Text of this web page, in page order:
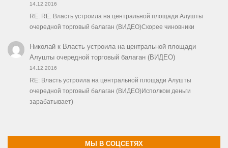
14.12.2016
RE: RE: Власть устроила на центральной площади Алушты
очередной торговый балаган (ВИДЕО)Скорее чиновники
Николайк Власть устроила на центральной площади
Алушты очередной торговый балаган (ВИДЕО)
14.12.2016
RE: Власть устроила на центральной площади Алушты
очередной торговый балаган (ВИДЕО)Исполком деньги
зарабатывает)
МЫ В СОЦСЕТЯХ